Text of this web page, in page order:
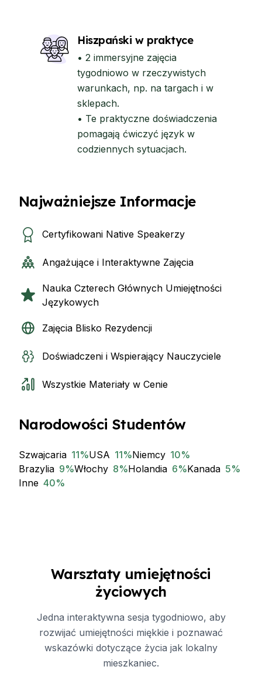
Hiszpański w praktyce
• 2 immersyjne zajęcia
tygodniowo w rzeczywistych
warunkach, np. na targach i w
sklepach.
• Te praktyczne doświadczenia
pomagają ćwiczyć język w
codziennych sytuacjach.
Najważniejsze Informacje
Certyfikowani Native Speakerzy
Angażujące i Interaktywne Zajęcia
Nauka Czterech Głównych Umiejętności
Językowych
Zajęcia Blisko Rezydencji
Doświadczeni i Wspierający Nauczyciele
Wszystkie Materiały w Cenie
Narodowości Studentów
Szwajcaria 11%USA 11%Niemcy 10%
Brazylia 9%Włochy 8%Holandia 6%Kanada 5%
Inne 40%
Warsztaty umiejętności
życiowych
Jedna interaktywna sesja tygodniowo, aby
rozwijać umiejętności miękkie i poznawać
wskazówki dotyczące życia jak lokalny
mieszkaniec.